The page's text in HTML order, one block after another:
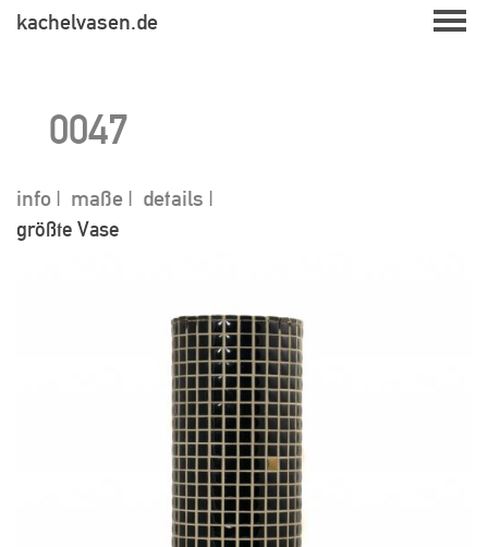
Skipkachelvasen.de
0047
info maße details
größte Vase